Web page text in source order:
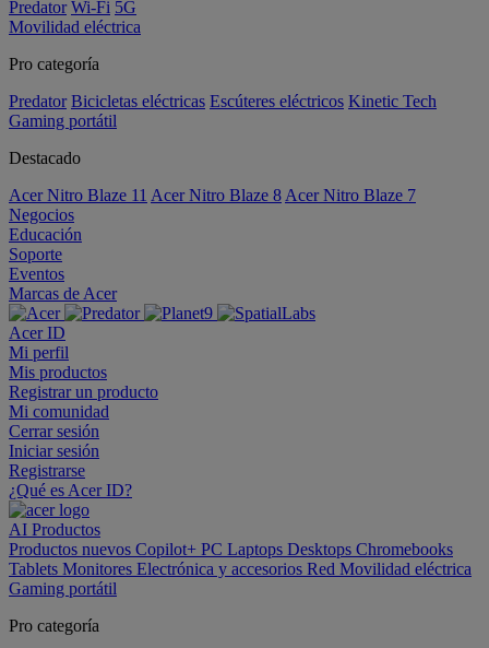
Predator Wi-Fi 5G
Movilidad eléctrica
Pro categoría
Predator Bicicletas eléctricas Escúteres eléctricos Kinetic Tech
Gaming portátil
Destacado
Acer Nitro Blaze 11 Acer Nitro Blaze 8 Acer Nitro Blaze 7
Negocios
Educación
Soporte
Eventos
Marcas de Acer
Acer ID
Mi perfil
Mis productos
Registrar un producto
Mi comunidad
Cerrar sesión
Iniciar sesión
Registrarse
¿Qué es Acer ID?
AI Productos
Productos nuevos Copilot+ PC Laptops Desktops Chromebooks
Tablets Monitores Electrónica y accesorios Red Movilidad eléctrica
Gaming portátil
Pro categoría